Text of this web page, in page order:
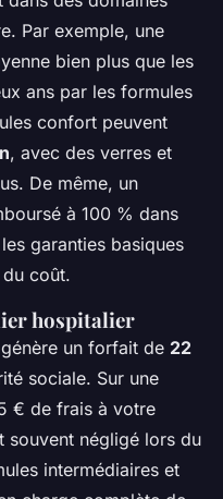
Par exemple, une
bien plus que les
ans par les formules
confort peuvent
, avec des verres et
De même, un
à 100 % dans
garanties basiques
coût.
hospitalier
un forfait de 22
sociale. Sur une
€ de frais à votre
souvent négligé lors du
intermédiaires et